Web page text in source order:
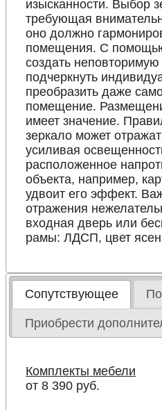
изысканности. Выбор
требующая
оно должно
помещения. С
создать
подчеркнуть
преобразить даже
помещение.
имеет значение.
зеркало может
усиливая
расположенное
объекта, например,
удвоит его эффект.
отражения
входная дверь или
рамы: ЛДСП, цвет
Сопутствующее
Приобрести
Комплекты мебели
от 8 390 руб.